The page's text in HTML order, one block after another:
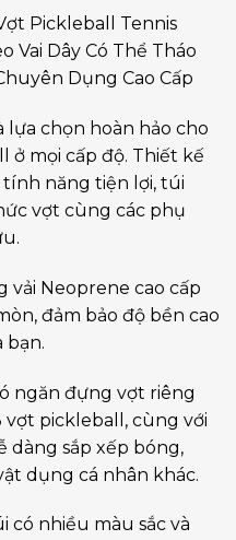
Pickleball Tennis
Vai Dây Có Thể Tháo
Dụng Cao Cấp
chọn hoàn hảo cho
ở mọi cấp độ. Thiết kế
tính năng tiện lợi, túi
vợt cùng các phụ
vải Neoprene cao cấp
đảm bảo độ bền cao
bạn.
ngăn đựng vợt riêng
pickleball, cùng với
dàng sắp xếp bóng,
dụng cá nhân khác.
có nhiều màu sắc và